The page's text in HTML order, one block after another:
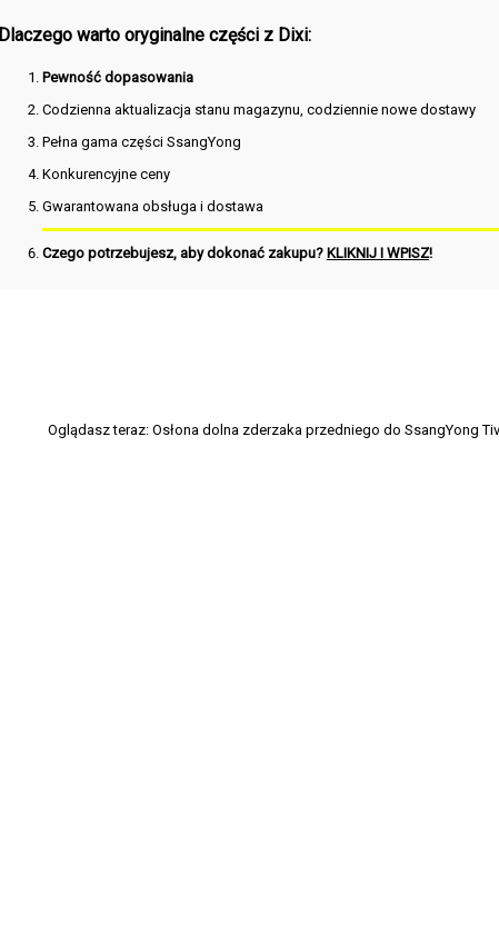
Dlaczego warto oryginalne części z Dixi:
Pewność dopasowania
Codzienna aktualizacja stanu magazynu, codziennie nowe dostawy
Pełna gama części SsangYong
Konkurencyjne ceny
Gwarantowana obsługa i dostawa
Czego potrzebujesz, aby dokonać zakupu? KLIKNIJ I WPISZ!
Oglądasz teraz: Osłona dolna zderzaka przedniego do SsangYong